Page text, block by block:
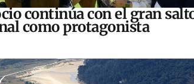
continúa con el gran
como protagonista